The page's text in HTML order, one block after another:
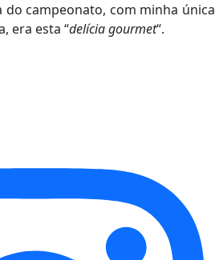
campeonato, com minha única
era esta “delícia gourmet“.